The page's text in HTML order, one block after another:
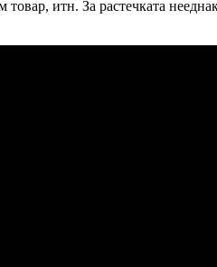
товар, итн. За растечката